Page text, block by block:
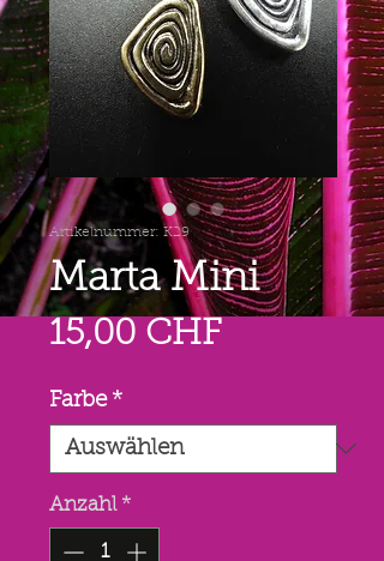
Artikelnummer: K29
Marta Mini
15,00 CHFPreis
Farbe *
Anzahl *